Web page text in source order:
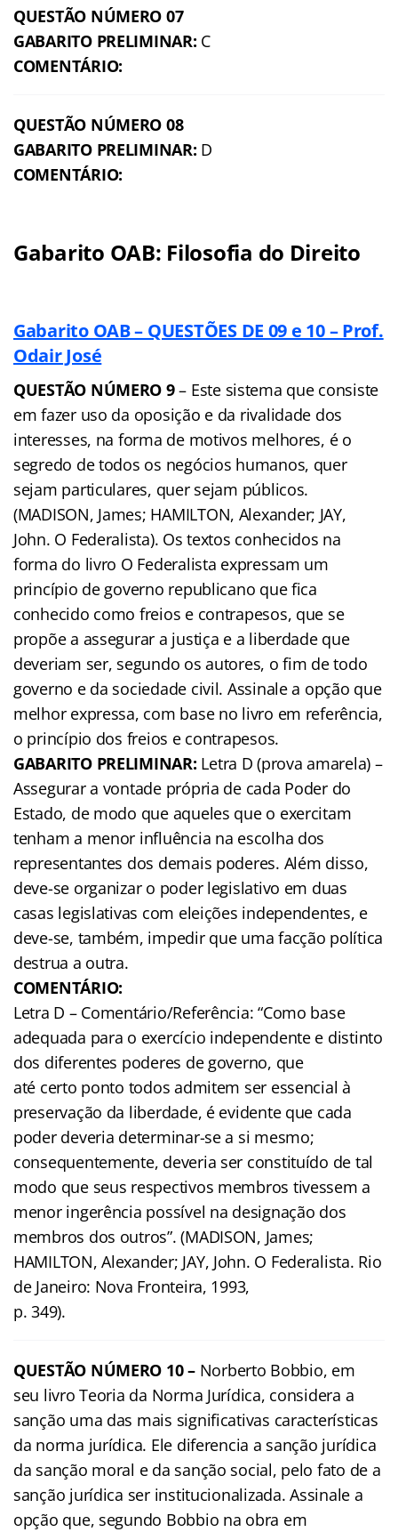
QUESTÃO NÚMERO 07
GABARITO PRELIMINAR: C
COMENTÁRIO:
QUESTÃO NÚMERO 08
GABARITO PRELIMINAR: D
COMENTÁRIO:
Gabarito OAB: Filosofia do Direito
Gabarito OAB – QUESTÕES DE 09 e 10 – Prof.
Odair José
QUESTÃO NÚMERO 9– Este sistema que consiste
em fazer uso da oposição e da rivalidade dos
interesses, na forma de motivos melhores, é o
segredo de todos os negócios humanos, quer
sejam particulares, quer sejam públicos.
(MADISON, James; HAMILTON, Alexander; JAY,
John. O Federalista). Os textos conhecidos na
forma do livro O Federalista expressam um
princípio de governo republicano que fica
conhecido como freios e contrapesos, que se
propõe a assegurar a justiça e a liberdade que
deveriam ser, segundo os autores, o fim de todo
governo e da sociedade civil. Assinale a opção que
melhor expressa, com base no livro em referência,
o princípio dos freios e contrapesos.
GABARITO PRELIMINAR: Letra D (prova amarela) –
Assegurar a vontade própria de cada Poder do
Estado, de modo que aqueles que o exercitam
tenham a menor influência na escolha dos
representantes dos demais poderes. Além disso,
deve-se organizar o poder legislativo em duas
casas legislativas com eleições independentes, e
deve-se, também, impedir que uma facção política
destrua a outra.
COMENTÁRIO:
Letra D – Comentário/Referência: “Como base
adequada para o exercício independente e distinto
dos diferentes poderes de governo, que
até certo ponto todos admitem ser essencial à
preservação da liberdade, é evidente que cada
poder deveria determinar-se a si mesmo;
consequentemente, deveria ser constituído de tal
modo que seus respectivos membros tivessem a
menor ingerência possível na designação dos
membros dos outros”. (MADISON, James;
HAMILTON, Alexander; JAY, John. O Federalista. Rio
de Janeiro: Nova Fronteira, 1993,
p. 349).
QUESTÃO NÚMERO 10 –Norberto Bobbio, em
seu livro Teoria da Norma Jurídica, considera a
sanção uma das mais significativas características
da norma jurídica. Ele diferencia a sanção jurídica
da sanção moral e da sanção social, pelo fato de a
sanção jurídica ser institucionalizada. Assinale a
opção que, segundo Bobbio na obra em